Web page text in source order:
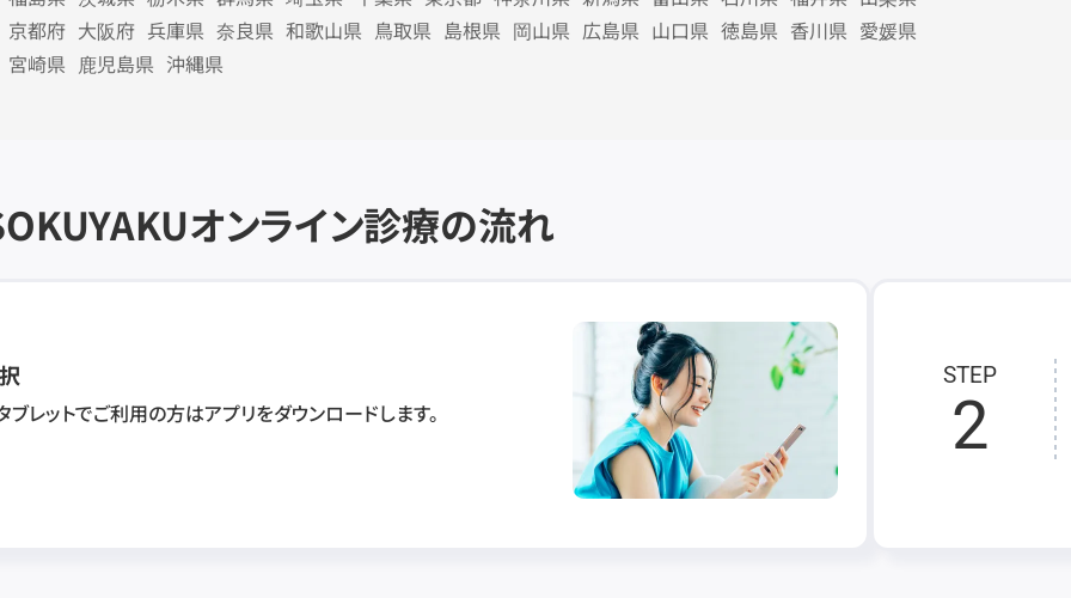
京都府 大阪府 兵庫県 奈良県 和歌山県 鳥取県 島根県 岡山県 広島県 山口県 徳島県 香川県 愛媛県
宮崎県 鹿児島県 沖縄県
オンライン診療の流れ
ブレットでご利用の方はアプリをダウンロードします。
STEP
2